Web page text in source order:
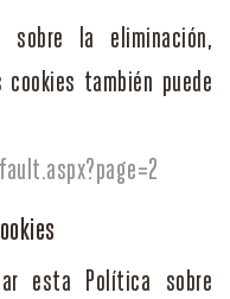
sobre la eliminación,
también puede
esta Política sobre